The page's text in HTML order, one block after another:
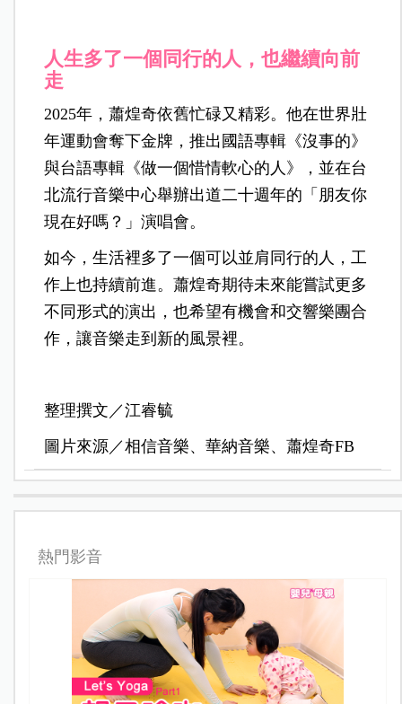
人生多了一個同行的人，也繼續向前
走
2025年，蕭煌奇依舊忙碌又精彩。他在世界壯
年運動會奪下金牌，推出國語專輯《沒事的》
與台語專輯《做一個惜情軟心的人》，並在台
北流行音樂中心舉辦出道二十週年的「朋友你
現在好嗎？」演唱會。
如今，生活裡多了一個可以並肩同行的人，工
作上也持續前進。蕭煌奇期待未來能嘗試更多
不同形式的演出，也希望有機會和交響樂團合
作，讓音樂走到新的風景裡。
整理撰文／江睿毓
圖片來源／相信音樂、華納音樂、蕭煌奇FB
熱門影音